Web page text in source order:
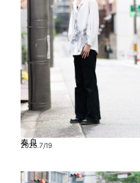
奏良
2026.7/19